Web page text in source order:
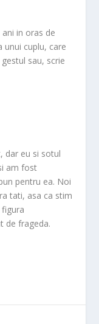
in oras de
unui cuplu, care
sau, scrie
dar eu si sotul
am fost
pentru ea. Noi
tati, asa ca stim
de frageda.